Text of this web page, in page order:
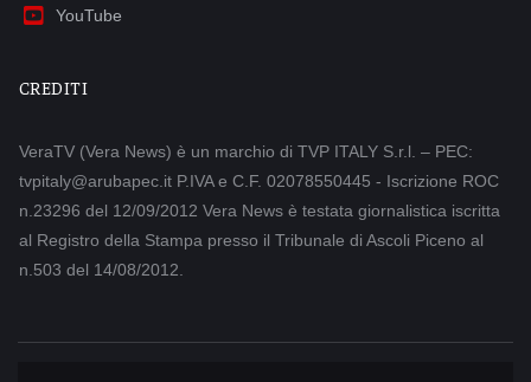
YouTube
CREDITI
VeraTV (Vera News) è un marchio di TVP ITALY S.r.l. – PEC:
tvpitaly@arubapec.it P.IVA e C.F. 02078550445 - Iscrizione ROC
n.23296 del 12/09/2012 Vera News è testata giornalistica iscritta
al Registro della Stampa presso il Tribunale di Ascoli Piceno al
n.503 del 14/08/2012.